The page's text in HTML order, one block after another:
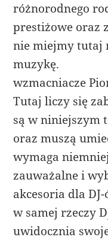
różnorodnego
prestiżowe oraz
nie miejmy tutaj
muzykę.
wzmacniacze
Tutaj liczy się
są w niniejszym
oraz muszą
wymaga
zauważalne i
akcesoria dla
w samej rzeczy
uwidocznia